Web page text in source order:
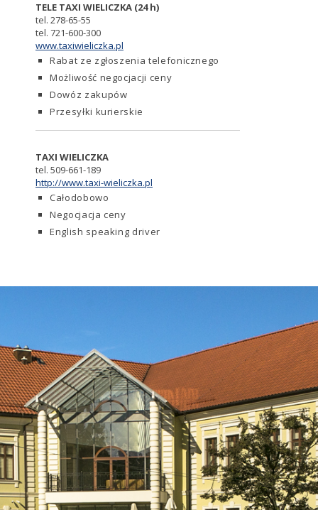
TELE TAXI WIELICZKA (24 h)
tel. 278-65-55
tel. 721-600-300
www.taxiwieliczka.pl
Rabat ze zgłoszenia telefonicznego
Możliwość negocjacji ceny
Dowóz zakupów
Przesyłki kurierskie
TAXI WIELICZKA
tel. 509-661-189
http://www.taxi-wieliczka.pl
Całodobowo
Negocjacja ceny
English speaking driver